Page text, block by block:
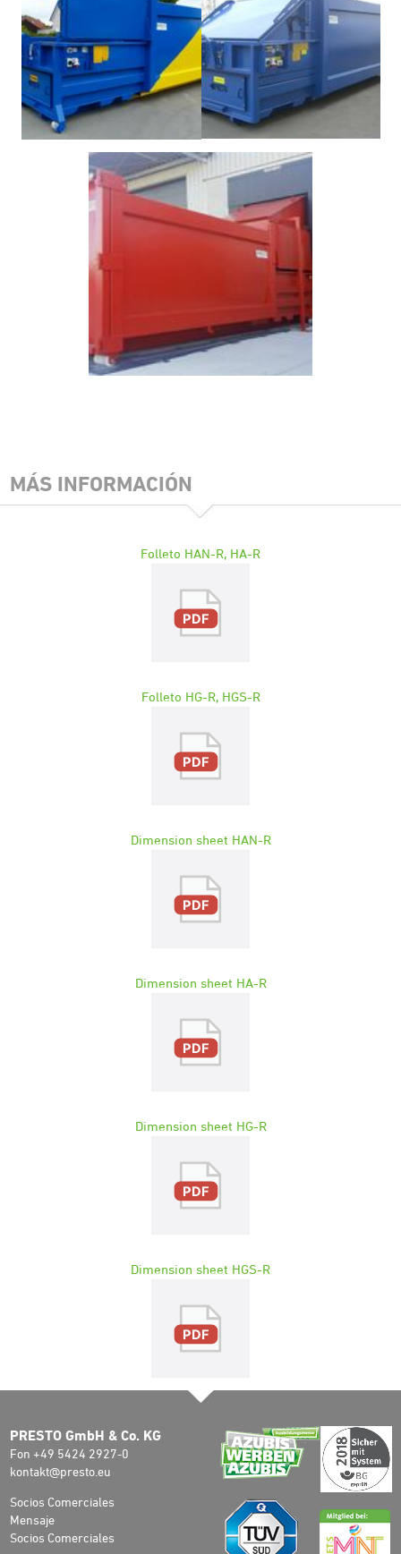
MÁS INFORMACIÓN
Folleto HAN-R, HA-R
Folleto HG-R, HGS-R
Dimension sheet HAN-R
Dimension sheet HA-R
Dimension sheet HG-R
Dimension sheet HGS-R
PRESTO GmbH & Co. KG
Fon +49 5424 2927-0
kontakt@presto.eu
Socios Comerciales
Mensaje
Socios Comerciales